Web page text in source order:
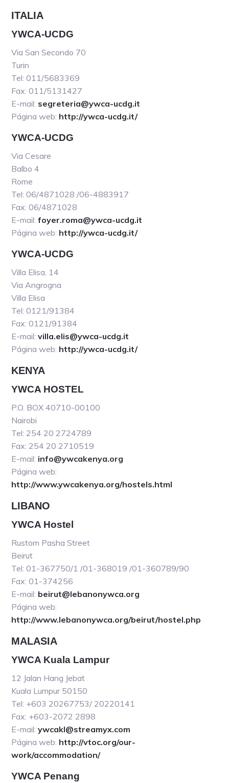
ITALIA
YWCA-UCDG
Via San Secondo 70
Turin
Tel: 011/5683369
Fax: 011/5131427
E-mail: segreteria@ywca-ucdg.it
Página web: http://ywca-ucdg.it/
YWCA-UCDG
Via Cesare
Balbo 4
Rome
Tel: 06/4871028 /06-4883917
Fax: 06/4871028
E-mail:foyer.roma@ywca-ucdg.it
Página web: http://ywca-ucdg.it/
YWCA-UCDG
Villa Elisa, 14
Via Angrogna
Villa Elisa
Tel: 0121/91384
Fax: 0121/91384
E-mail:villa.elis@ywca-ucdg.it
Página web: http://ywca-ucdg.it/
KENYA
YWCA HOSTEL
P.O. BOX 40710-00100
Nairobi
Tel: 254 20 2724789
Fax: 254 20 2710519
E-mail: info@ywcakenya.org
Página web:
http://www.ywcakenya.org/hostels.html
LIBANO
YWCA Hostel
Rustom Pasha Street
Beirut
Tel: 01-367750/1 /01-368019 /01-360789/90
Fax: 01-374256
E-mail: beirut@lebanonywca.org
Página web:
http://www.lebanonywca.org/beirut/hostel.php
MALASIA
YWCA Kuala Lampur
12 Jalan Hang Jebat
Kuala Lumpur 50150
Tel: +603 20267753/ 20220141
Fax: +603-2072 2898
E-mail:ywcakl@streamyx.com
Página web: http://vtoc.org/our-
work/accommodation/
YWCA Penang